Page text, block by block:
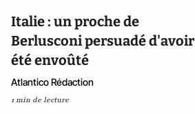
Italie : un proche de
Berlusconi persuadé d'avoir
été envoûté
Atlantico Rédaction
1 min de lecture